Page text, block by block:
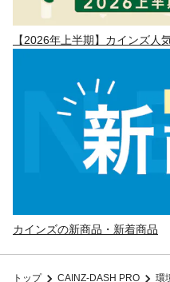
【2026年上半期】カインズ人
カインズの新商品・新着商品
トップ CAINZ-DASH PRO 環